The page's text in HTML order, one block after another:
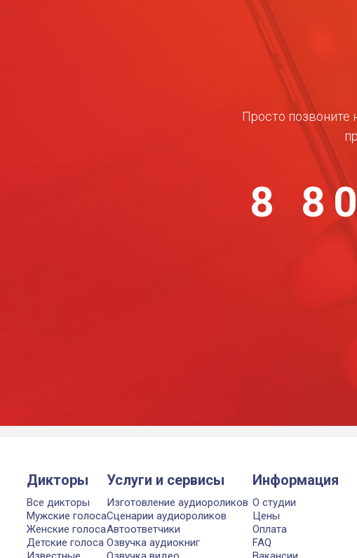
Просто позвоните
8
Дикторы
Все дикторы
Мужские голоса
Женские голоса
Детские голоса
Услуги и сервисы
Изготовление аудиороликов
Сценарии аудиороликов
Автоответчики
Озвучка аудиокниг
Информация
О студии
Цены
Оплата
FAQ